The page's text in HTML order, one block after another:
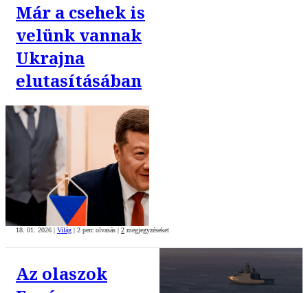
Már a csehek is
velünk vannak
Ukrajna
elutasításában
18. 01. 2026 | Világ | 2 perc olvasás | 2 megjegyzéseket
Az olaszok